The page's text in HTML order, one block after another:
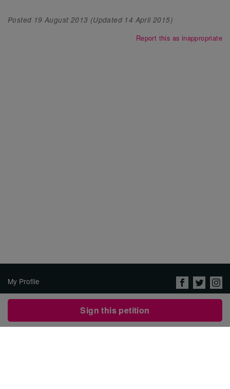
Sign this petition
Posted 19 August 2013 (Updated 14 April 2015)
Report this as inappropriate
My Profile
About Us
Privacy Policy & Terms of